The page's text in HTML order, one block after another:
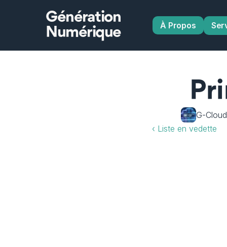
Génération
Numérique
À Propos
G-
‹ Liste en vedette